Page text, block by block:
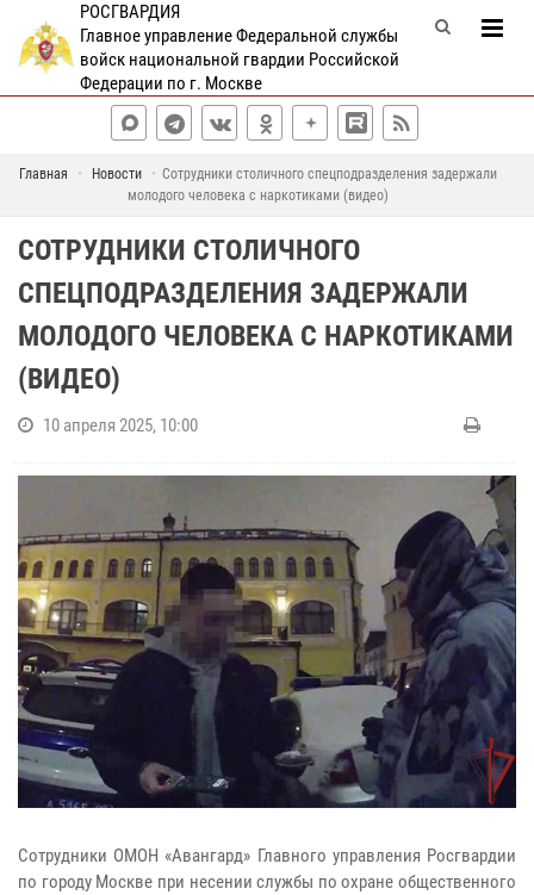
РОСГВАРДИЯ
Главное управление Федеральной службы
войск национальной гвардии Российской
Федерации по г. Москве
Главная Новости
Сотрудники столичного спецподразделения задержали
молодого человека с наркотиками (видео)
СОТРУДНИКИ СТОЛИЧНОГО
СПЕЦПОДРАЗДЕЛЕНИЯ ЗАДЕРЖАЛИ
МОЛОДОГО ЧЕЛОВЕКА С НАРКОТИКАМИ
(ВИДЕО)
10 апреля 2025, 10:00
Сотрудники ОМОН «Авангард» Главного управления Росгвардии
по городу Москве при несении службы по охране общественного